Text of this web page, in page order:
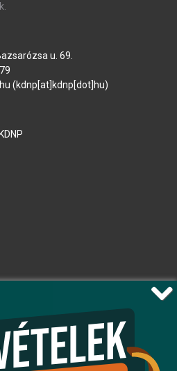
u. 69.
hu (kdnp[at]kdnp[dot]hu)